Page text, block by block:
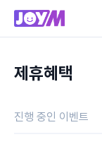
제휴혜택
진행 중인 이벤트